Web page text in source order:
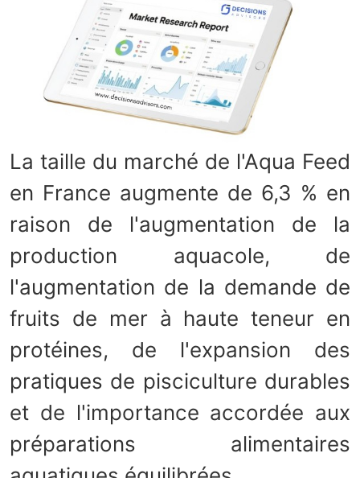
La taille du marché de l'Aqua Feed
en France augmente de 6,3 % en
raison de l'augmentation de la
production aquacole, de
l'augmentation de la demande de
fruits de mer à haute teneur en
protéines, de l'expansion des
pratiques de pisciculture durables
et de l'importance accordée aux
préparations alimentaires